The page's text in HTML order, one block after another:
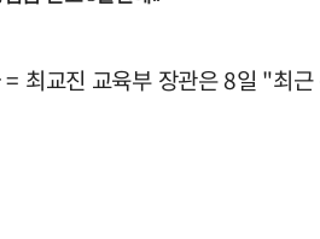
최교진 교육부 장관은 8일 "최